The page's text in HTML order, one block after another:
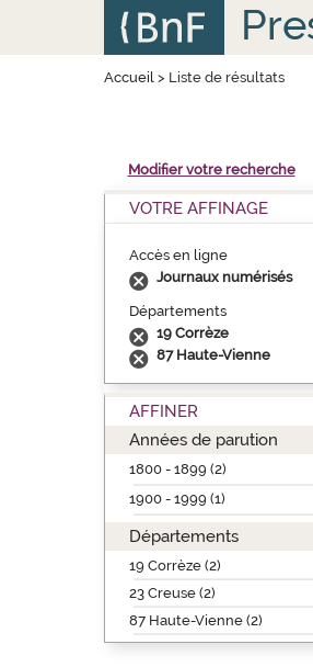
Accueil> Liste de résultats
Modifier votre recherche
VOTRE AFFINAGE
Accès en ligne
Journaux numérisés
Départements
19 Corrèze
87 Haute-Vienne
AFFINER
Années de parution
1800 - 1899 (2)
1900 - 1999 (1)
Départements
19 Corrèze (2)
23 Creuse (2)
87 Haute-Vienne (2)
Panneau de gestion des cookies